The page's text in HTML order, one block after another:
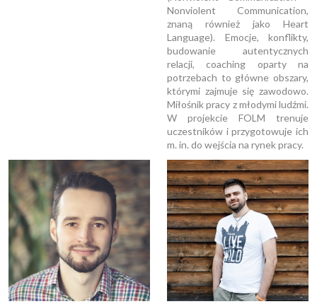
Nonviolent Communication,
znaną również jako Heart
Language). Emocje, konflikty,
budowanie autentycznych
relacji, coaching oparty na
potrzebach to główne obszary,
którymi zajmuje się zawodowo.
Miłośnik pracy z młodymi ludźmi.
W projekcie FOLM trenuje
uczestników i przygotowuje ich
m. in. do wejścia na rynek pracy.